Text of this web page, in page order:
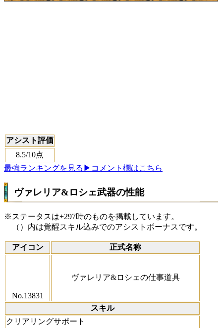
アシスト評価
8.5/10点
最強ランキングを見る ▶コメント欄はこちら
ヴァレリア&ロシェ武器の性能
※ステータスは+297時のものを掲載しています。
（）内は覚醒スキル込みでのアシストボーナスです。
アイコン 正式名称
No.13831
ヴァレリア&ロシェの仕事道具
スキル
クリアリングサポート